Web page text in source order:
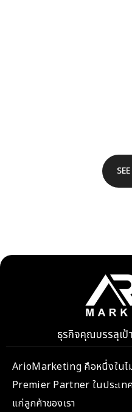
ธุรกิจคุณบรรลุเป้
ArioMarketing คือหนึ่งในไ
Premier Partner ในประเท
แก่ลูกค้าของเรา